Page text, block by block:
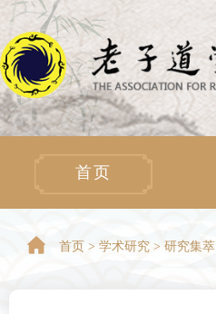
首页
首页 > 学术研究 > 研究集萃